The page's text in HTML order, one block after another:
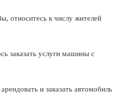
относитесь к числу жителей
заказать услуги машины с
и заказать автомобиль